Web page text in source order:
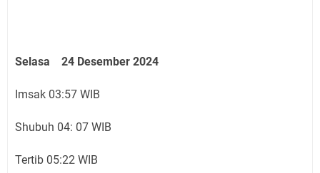
Selasa 24 Desember 2024
Imsak 03:57 WIB
Shubuh 04: 07 WIB
Tertib 05:22 WIB